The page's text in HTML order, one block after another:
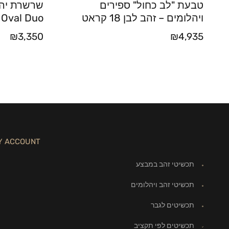
טבעת "לב כחול" ספירים
ויהלומים – זהב לבן 18 קראט
₪4,935
Duo
₪3,350
ACCOUNT
תכשיטי זהב במבצע
תכשיטי זהב ויהלומים
תכשיטים לגבר
תכשיטים לפי תקציב